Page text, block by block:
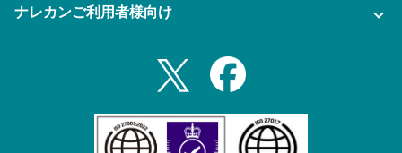
メール自動転送機能
セミナー一覧
プライバシーポリシー
Androidタブレットアプリ
ナレカンご利用者様向け